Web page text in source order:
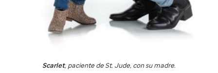
Scarlet, paciente deSt. Jude, con su madre.